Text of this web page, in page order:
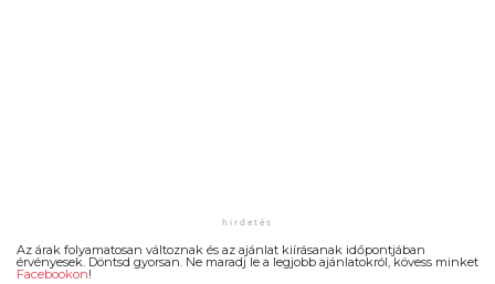
Az árak folyamatosan változnak és az ajánlat kiírásanak időpontjában
érvényesek. Döntsd gyorsan. Ne maradj le a legjobb ajánlatokról, kövess minket
Facebookon!